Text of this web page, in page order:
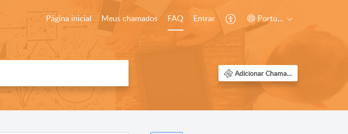
Página inicial Meus chamados FAQ Entrar Português (Brazil)
Adicionar Chamado